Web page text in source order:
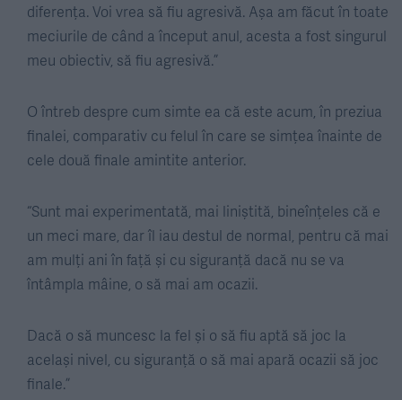
diferența. Voi vrea să fiu agresivă. Așa am făcut în toate
meciurile de când a început anul, acesta a fost singurul
meu obiectiv, să fiu agresivă.”
O întreb despre cum simte ea că este acum, în preziua
finalei, comparativ cu felul în care se simțea înainte de
cele două finale amintite anterior.
“Sunt mai experimentată, mai liniștită, bineînțeles că e
un meci mare, dar îl iau destul de normal, pentru că mai
am mulți ani în față și cu siguranță dacă nu se va
întâmpla mâine, o să mai am ocazii.
Dacă o să muncesc la fel și o să fiu aptă să joc la
același nivel, cu siguranță o să mai apară ocazii să joc
finale.”